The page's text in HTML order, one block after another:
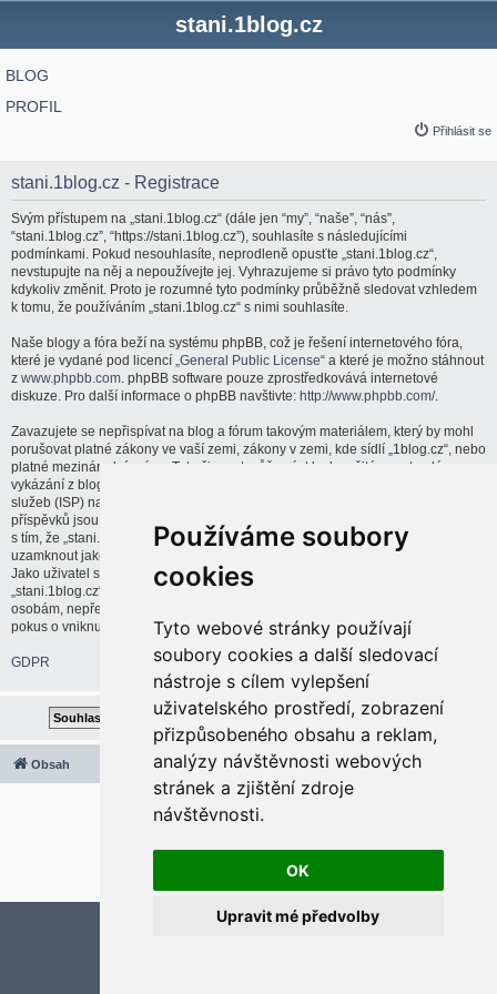
Používáme soubory
cookies
Tyto webové stránky používají
soubory cookies a další sledovací
nástroje s cílem vylepšení
uživatelského prostředí, zobrazení
přizpůsobeného obsahu a reklam,
analýzy návštěvnosti webových
stránek a zjištění zdroje
návštěvnosti.
OK
Upravit mé předvolby
stani.1blog.cz
BLOG
PROFIL
Přihlásit se
stani.1blog.cz - Registrace
Svým přístupem na „stani.1blog.cz“ (dále jen “my”, “naše”, “nás”,
“stani.1blog.cz”, “https://stani.1blog.cz”), souhlasíte s následujícími
podmínkami. Pokud nesouhlasíte, neprodleně opusťte „stani.1blog.cz“,
nevstupujte na něj a nepoužívejte jej. Vyhrazujeme si právo tyto podmínky
kdykoliv změnit. Proto je rozumné tyto podmínky průběžně sledovat vzhledem
k tomu, že používáním „stani.1blog.cz“ s nimi souhlasíte.
Naše blogy a fóra beží na systému phpBB, což je řešení internetového fóra,
které je vydané pod licencí „General Public License“ a které je možno stáhnout
z www.phpbb.com. phpBB software pouze zprostředkovává internetové
diskuze. Pro další informace o phpBB navštivte: http://www.phpbb.com/.
Zavazujete se nepřispívat na blog a fórum takovým materiálem, který by mohl
porušovat platné zákony ve vaší zemi, zákony v zemi, kde sídlí „1blog.cz“, nebo
platné mezinárodní právo. Tato činnost může vést k okamžitému a trvalému
vykázání z blogu a fóra a/nebo upozornění vašeho poskytovatele internetových
služeb (ISP) na vaši činnost, pokud bude uznáno za nutné. IP adresy všech
příspěvků jsou ukládány pro případné uplatnění těchto opatření. Souhlasíte
s tím, že „stani.1blog.cz“ má právo odstranit, upravit, přesunout nebo
uzamknout jakékoliv téma nebo příspěvek, pokud to bude považovat za nutné.
Jako uživatel souhlasíte se všemi údaji uloženými v databázi. Přestože
„stani.1blog.cz“ ani phpBB neposkytne tyto informace třetí straně nebo cizím
osobám, nepřebírá „stani.1blog.cz“ ani phpBB zodpovědnost za jakýkoliv
pokus o vniknutí do systému, který by mohl vést ke kompromitaci těchto dat.
GDPR
Obsah Všechny časy jsou v
2020 © ASTRA - CZ s.r.o.
Založeno naphpBB® Forum Software © phpBB Limited
phpBB SEO
Podmínky